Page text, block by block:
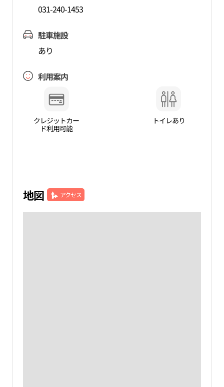
031-240-1453
駐車施設
あり
利用案内
クレジットカー
ド利用可能
トイレあり
地図 アクセス